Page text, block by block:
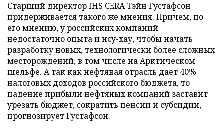
Старший директор IHS CERA Тэйн Густафсон
придерживается такого же мнения. Причем, по
его мнению, у российских компаний
недостаточно опыта и ноу-хау, чтобы начать
разработку новых, технологически более сложных
месторождений, в том числе на Арктическом
шельфе. А так как нефтяная отрасль дает 40%
налоговых доходов российского бюджета, то
падение прибыли нефтяных компаний заставит
урезать бюджет, сократить пенсии и субсидии,
прогнозирует Густафсон.